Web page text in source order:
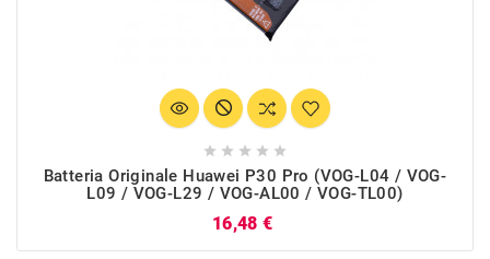
    
Batteria Originale Huawei P30 Pro (VOG-L04 / VOG-
L09 / VOG-L29 / VOG-AL00 / VOG-TL00)
16,48 €